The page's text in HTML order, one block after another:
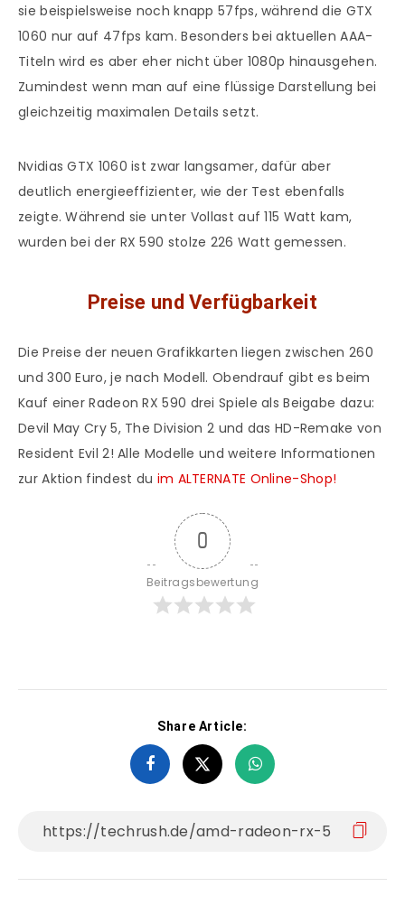
sie beispielsweise noch knapp 57fps, während die GTX
1060 nur auf 47fps kam. Besonders bei aktuellen AAA-
Titeln wird es aber eher nicht über 1080p hinausgehen.
Zumindest wenn man auf eine flüssige Darstellung bei
gleichzeitig maximalen Details setzt.
Nvidias GTX 1060 ist zwar langsamer, dafür aber
deutlich energieeffizienter, wie der Test ebenfalls
zeigte. Während sie unter Vollast auf 115 Watt kam,
wurden bei der RX 590 stolze 226 Watt gemessen.
Preise und Verfügbarkeit
Die Preise der neuen Grafikkarten liegen zwischen 260
und 300 Euro, je nach Modell. Obendrauf gibt es beim
Kauf einer Radeon RX 590 drei Spiele als Beigabe dazu:
Devil May Cry 5, The Division 2 und das HD-Remake von
Resident Evil 2! Alle Modelle und weitere Informationen
zur Aktion findest du im ALTERNATE Online-Shop!
0
Beitragsbewertung
Share Article: